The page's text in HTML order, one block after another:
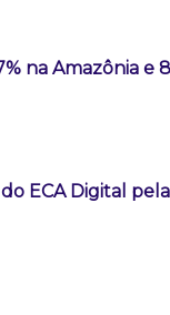
na Amazônia e
ECA Digital